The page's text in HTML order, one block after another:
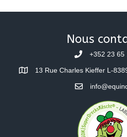
Nous
+352 23 65
13 Rue Charles Kieffer L-